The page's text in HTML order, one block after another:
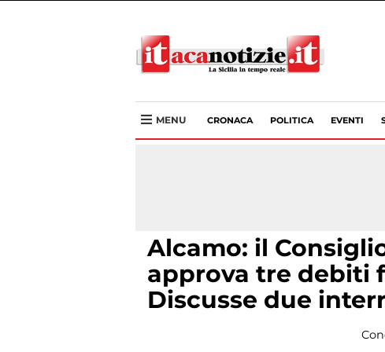
MENU CRONACA POLITICA EVENTI
Alcamo: il
approva tre debiti
Discusse due